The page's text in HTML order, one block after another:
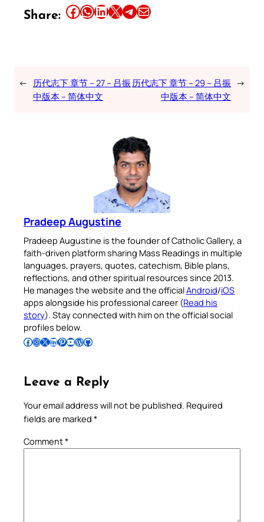
Share: Share this article on Facebook Share this article on WhatsApp Share this article on LinkedIn Share this article on X Share this article on TelegramEmail this Article
← 历代志下 章节 – 27 – 吕振
中版本 – 简体中文
历代志下 章节 – 29 – 吕振
中版本 – 简体中文
→
Pradeep Augustine
Pradeep Augustine is the founder of Catholic Gallery, a
faith-driven platform sharing Mass Readings in multiple
languages, prayers, quotes, catechism, Bible plans,
reflections, and other spiritual resources since 2013.
He manages the website and the officialAndroid/iOS
apps alongside his professional career (Read his
story). Stay connected with him on the official social
profiles below.
Follow Pradeep on Facebook Follow Pradeep on InstagramFollow Pradeep on X Follow Pradeep on LinkedIn Follow Pradeep on Pinterest Subscribe to Pradeep’s Youtube Channel Follow Pradeep on WordPress Follow Pradeep on GitHub
Leave a Reply
Your email address will not be published. Required
fields are marked *
Comment*